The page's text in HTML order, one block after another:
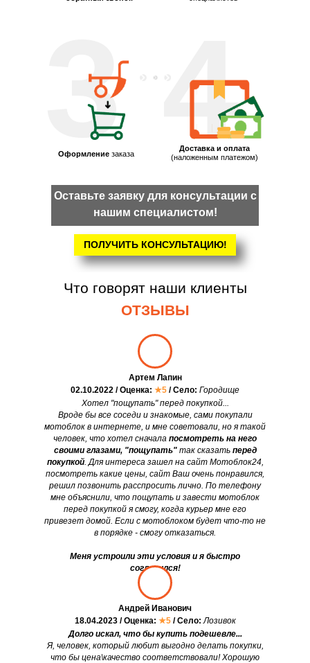
4
3
Оформление заказа
Доставка и оплата
(наложенным платежом)
ПОЛУЧИТЬ КОНСУЛЬТАЦИЮ!
Оставьте заявку для консультации с
нашим специалистом!
Что говорят наши клиенты
ОТЗЫВЫ
Хотел "пощупать" перед покупкой...
Вроде бы все соседи и знакомые, сами покупали
мотоблок в интернете, и мне советовали, но я такой
человек, что хотел сначала посмотреть на него
своими глазами, "пощупать"так сказать перед
покупкой. Для интереса зашел на сайт Мотоблок24,
посмотреть какие цены, сайт Ваш очень понравился,
решил позвонить расспросить лично. По телефону
мне объяснили, что пощупать и завести мотоблок
перед покупкой я смогу, когда курьер мне его
привезет домой. Если с мотоблоком будет что-то не
в порядке - смогу отказаться.
Меня устроили эти условия и я быстро
согласился!
Артем Лапин
02.10.2022 / Оценка: ★5 / Село: Городище
Долго искал, что бы купить подешевле...
Я, человек, который любит выгодно делать покупки,
что бы цена\качество соответствовали! Хорошую
Андрей Иванович
18.04.2023 / Оценка: ★5 / Село: Лозивок